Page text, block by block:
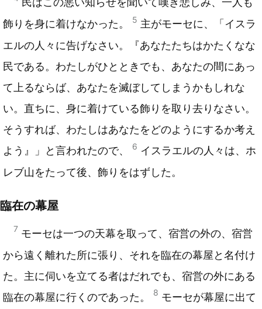
飾りを身に着けなかった。
5 主がモーセに、「イスラ
エルの人々に告げなさい。『あなたたちはかたくなな
民である。わたしがひとときでも、あなたの間にあっ
て上るならば、あなたを滅ぼしてしまうかもしれな
い。直ちに、身に着けている飾りを取り去りなさい。
そうすれば、わたしはあなたをどのようにするか考え
よう』」と言われたので、
6 イスラエルの人々は、ホ
レブ山をたって後、飾りをはずした。
臨在の幕屋
7 モーセは一つの天幕を取って、宿営の外の、宿営
から遠く離れた所に張り、それを臨在の幕屋と名付け
た。主に伺いを立てる者はだれでも、宿営の外にある
臨在の幕屋に行くのであった。
8 モーセが幕屋に出て